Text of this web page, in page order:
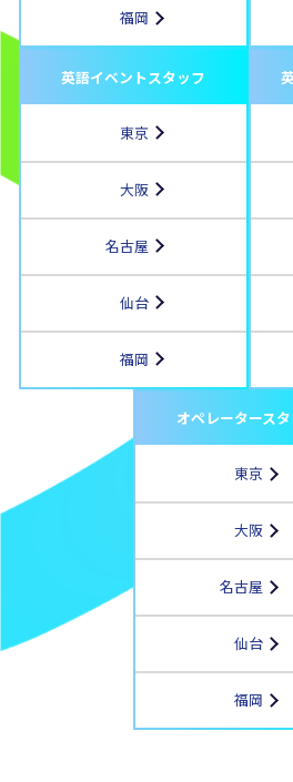
福岡
英語イベントスタッフ
東京
大阪
名古屋
仙台
福岡
オペレータース
東京
大阪
名古屋
仙台
福岡